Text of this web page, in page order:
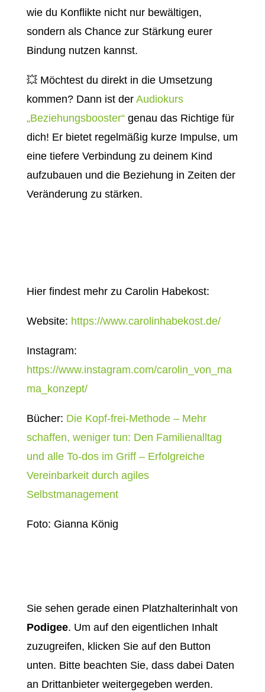
wie du Konflikte nicht nur bewältigen,
sondern als Chance zur Stärkung eurer
Bindung nutzen kannst.
💥 Möchtest du direkt in die Umsetzung
kommen? Dann ist der Audiokurs
„Beziehungsbooster“genau das Richtige für
dich! Er bietet regelmäßig kurze Impulse, um
eine tiefere Verbindung zu deinem Kind
aufzubauen und die Beziehung in Zeiten der
Veränderung zu stärken.
Hier findest mehr zu Carolin Habekost:
Website: https://www.carolinhabekost.de/
Instagram:
https://www.instagram.com/carolin_von_ma
ma_konzept/
Bücher: Die Kopf-frei-Methode – Mehr
schaffen, weniger tun: Den Familienalltag
und alle To-dos im Griff – Erfolgreiche
Vereinbarkeit durch agiles
Selbstmanagement
Foto: Gianna König
Sie sehen gerade einen Platzhalterinhalt von
Podigee. Um auf den eigentlichen Inhalt
zuzugreifen, klicken Sie auf den Button
unten. Bitte beachten Sie, dass dabei Daten
an Drittanbieter weitergegeben werden.